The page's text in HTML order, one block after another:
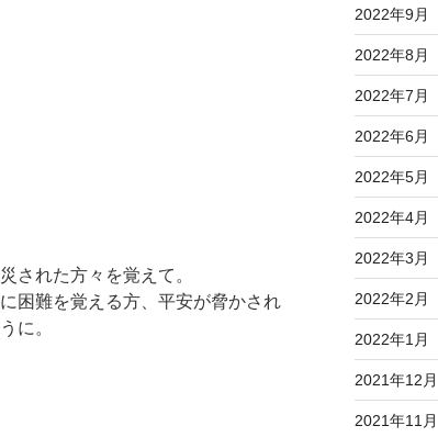
された方々を覚えて。
困難を覚える方、 平安が脅かされ
に。
2022年9月
2022年8月
2022年7月
2022年6月
2022年5月
2022年4月
2022年3月
2022年2月
2022年1月
2021年12月
2021年11月